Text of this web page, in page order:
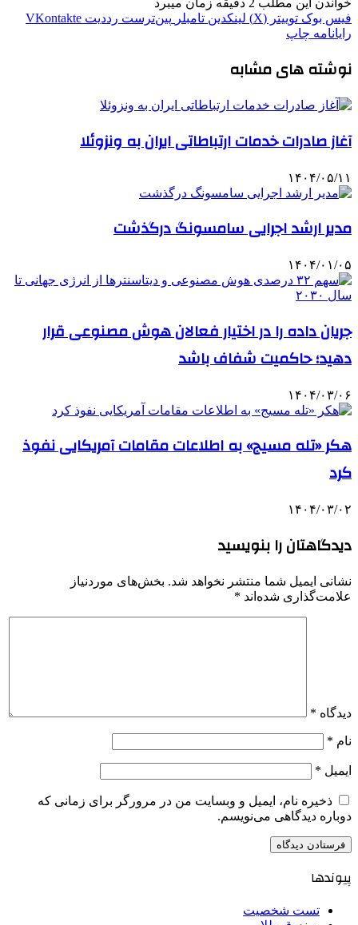
فیس بوک توییتر (X) لینکدین ‫تامبلر ‫پین‌ترست ‫رددیت ‫VKontakte
رایانامه چاپ
نوشته های مشابه
آغاز صادرات خدمات ارتباطاتی ایران به ونزوئلا
۱۴۰۴/۰۵/۱۱
مدیر ارشد اجرایی سامسونگ درگذشت
۱۴۰۴/۰۱/۰۵
جریان داده را در اختیار فعالان هوش مصنوعی قرار
دهید؛ حاکمیت شفاف باشد
۱۴۰۴/۰۳/۰۶
هکر «تله مسیج» به اطلاعات مقامات آمریکایی نفوذ
کرد
۱۴۰۴/۰۳/۰۲
دیدگاهتان را بنویسید
نشانی ایمیل شما منتشر نخواهد شد. بخش‌های موردنیاز
علامت‌گذاری شده‌اند *
دیدگاه *
نام *
ایمیل *
ذخیره نام، ایمیل و وبسایت من در مرورگر برای زمانی که
دوباره دیدگاهی می‌نویسم.
پیوندها
تست شخصیت